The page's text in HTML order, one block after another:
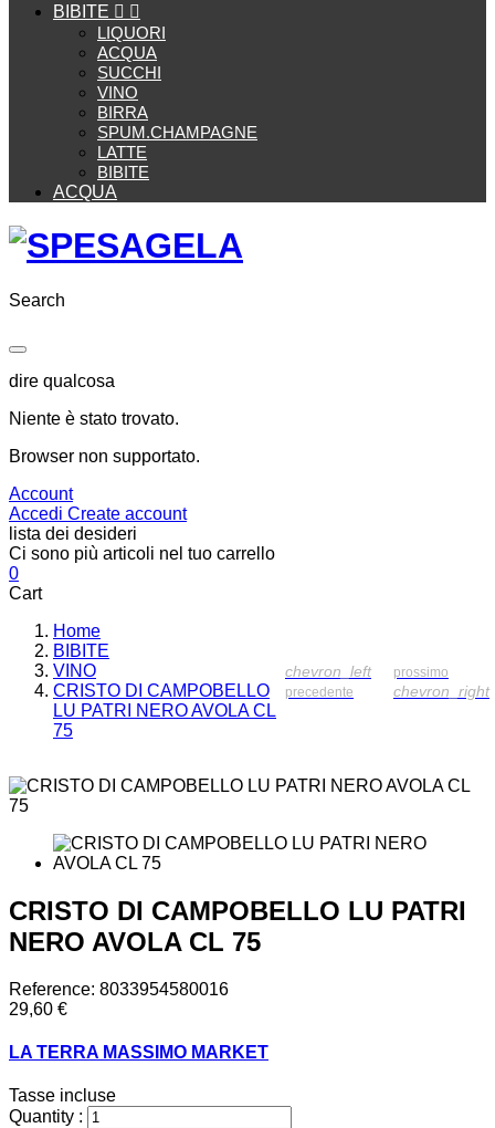
BIBITE  
LIQUORI
ACQUA
SUCCHI
VINO
BIRRA
SPUM.CHAMPAGNE
LATTE
BIBITE
ACQUA
Search
dire qualcosa
Niente è stato trovato.
Browser non supportato.
Account
Accedi Create account
lista dei desideri
Ci sono più articoli nel tuo carrello
0
Cart
Home
BIBITE
VINO
CRISTO DI CAMPOBELLO
LU PATRI NERO AVOLA CL
75
chevron_left
precedente
prossimo
chevron_right
CRISTO DI CAMPOBELLO LU PATRI
NERO AVOLA CL 75
Reference: 8033954580016
29,60 €
LA TERRA MASSIMO MARKET
Tasse incluse
Quantity :